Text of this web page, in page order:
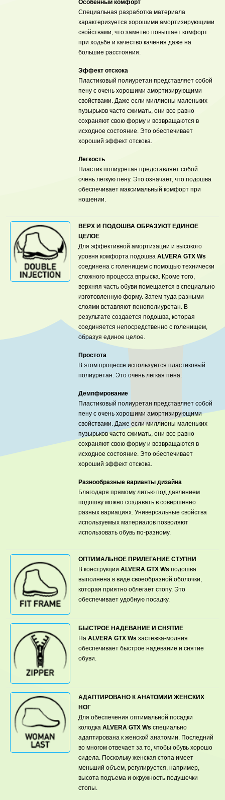
Особенный комфорт
Специальная разработка материала
характеризуется хорошими амортизирующими
свойствами, что заметно повышает комфорт
при ходьбе и качество качения даже на
большие расстояния.
Эффект отскока
Пластиковый полиуретан представляет собой
пену с очень хорошими амортизирующими
свойствами. Даже если миллионы маленьких
пузырьков часто сжимать, они все равно
сохраняют свою форму и возвращаются в
исходное состояние. Это обеспечивает
хороший эффект отскока.
Легкость
Пластик полиуретан представляет собой
очень легкую пену. Это означает, что подошва
обеспечивает максимальный комфорт при
ношении.
ВЕРХ И ПОДОШВА ОБРАЗУЮТ ЕДИНОЕ
ЦЕЛОЕ
Для эффективной амортизации и высокого
уровня комфорта подошва ALVERA GTX Ws
соединена с голенищем с помощью технически
сложного процесса впрыска. Кроме того,
верхняя часть обуви помещается в специально
изготовленную форму. Затем туда разными
слоями вставляют пенополиуретан. В
результате создается подошва, которая
соединяется непосредственно с голенищем,
образуя единое целое.
Простота
В этом процессе используется пластиковый
полиуретан. Это очень легкая пена.
Демпфирование
Пластиковый полиуретан представляет собой
пену с очень хорошими амортизирующими
свойствами. Даже если миллионы маленьких
пузырьков часто сжимать, они все равно
сохраняют свою форму и возвращаются в
исходное состояние. Это обеспечивает
хороший эффект отскока.
Разнообразные варианты дизайна
Благодаря прямому литью под давлением
подошву можно создавать в совершенно
разных вариациях. Универсальные свойства
используемых материалов позволяют
использовать обувь по-разному.
ОПТИМАЛЬНОЕ ПРИЛЕГАНИЕ СТУПНИ
В конструкции ALVERA GTX Ws подошва
выполнена в виде своеобразной оболочки,
которая приятно облегает стопу. Это
обеспечивает удобную посадку.
БЫСТРОЕ НАДЕВАНИЕ И СНЯТИЕ
На ALVERA GTX Ws застежка-молния
обеспечивает быстрое надевание и снятие
обуви.
АДАПТИРОВАНО К АНАТОМИИ ЖЕНСКИХ
НОГ
Для обеспечения оптимальной посадки
колодка ALVERA GTX Ws специально
адаптирована к женской анатомии. Последний
во многом отвечает за то, чтобы обувь хорошо
сидела. Поскольку женская стопа имеет
меньший объем, регулируется, например,
высота подъема и окружность подушечки
стопы.